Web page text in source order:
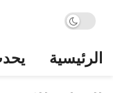
الرئيسية